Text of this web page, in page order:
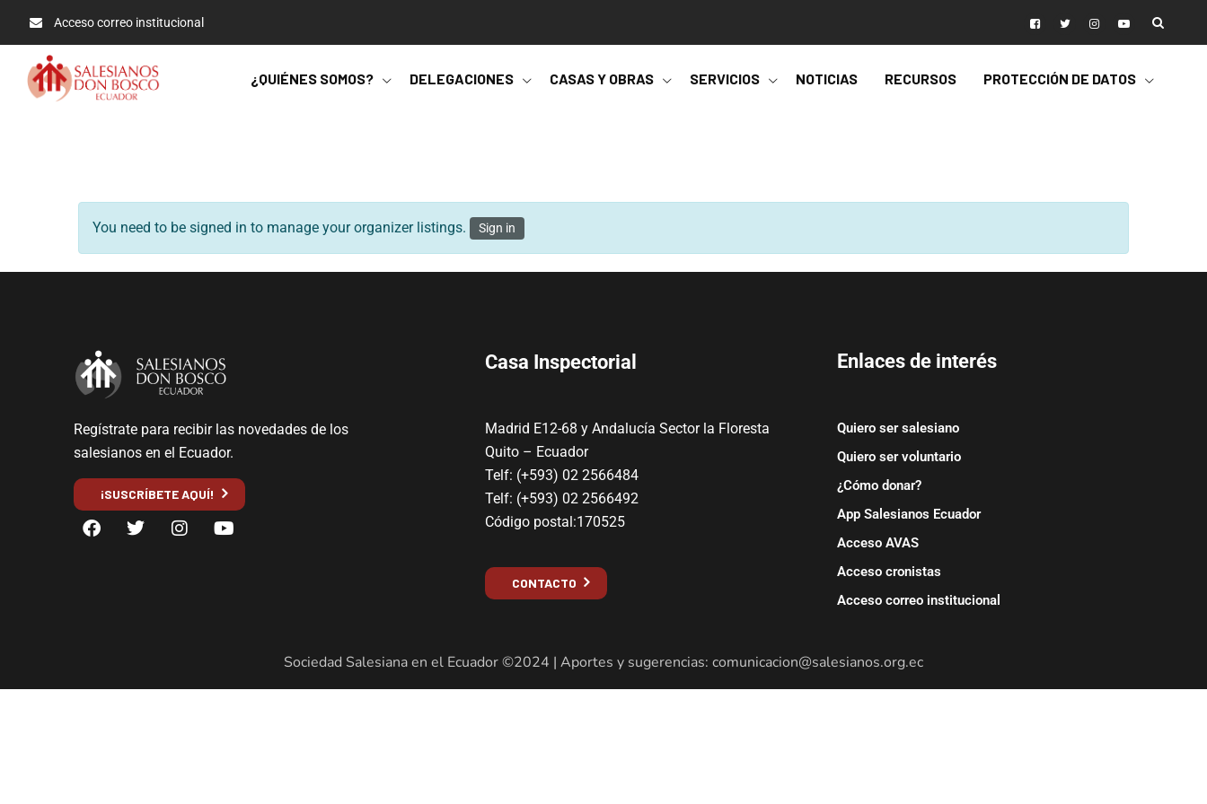
Acceso correo institucional
¿QUIÉNES SOMOS? DELEGACIONES CASAS Y OBRAS SERVICIOS NOTICIAS RECURSOS PROTECCIÓN DE DATOS
You need to be signed in to manage your organizer listings. Sign in
Regístrate para recibir las novedades de los
salesianos en el Ecuador.
¡SUSCRÍBETE AQUÍ!
Casa Inspectorial
Madrid E12-68 y Andalucía Sector la Floresta
Quito – Ecuador
Telf: (+593) 02 2566484
Telf: (+593) 02 2566492
Código postal:170525
CONTACTO
Enlaces de interés
Quiero ser salesiano
Quiero ser voluntario
¿Cómo donar?
App Salesianos Ecuador
Acceso AVAS
Acceso cronistas
Acceso correo institucional
Sociedad Salesiana en el Ecuador ©2024 | Aportes y sugerencias: comunicacion@salesianos.org.ec